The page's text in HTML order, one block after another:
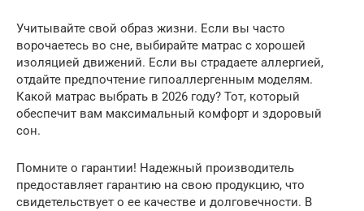
Учитывайте свой образ жизни. Если вы часто
ворочаетесь во сне, выбирайте матрас с хорошей
изоляцией движений. Если вы страдаете аллергией,
отдайте предпочтение гипоаллергенным моделям.
Какой матрас выбрать в 2026 году? Тот, который
обеспечит вам максимальный комфорт и здоровый
сон.
Помните о гарантии! Надежный производитель
предоставляет гарантию на свою продукцию, что
свидетельствует о ее качестве и долговечности. В